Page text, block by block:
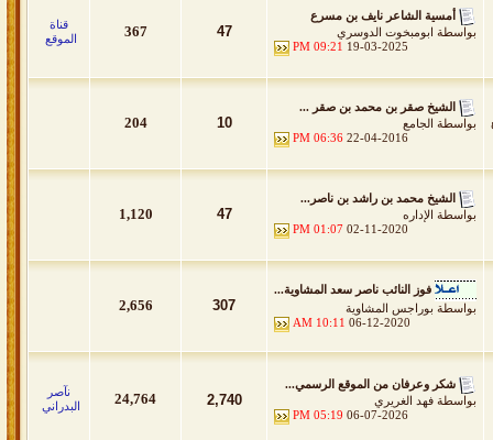
أمسية الشاعر نايف بن مسرع
بواسطة ابومبخوت الدوسري
19-03-2025
09:21 PM
47
367
قناة
الموقع
الشيخ صقر بن محمد بن صقر ...
بواسطة الجامع
22-04-2016
06:36 PM
10
204
الشيخ محمد بن راشد بن ناصر...
بواسطة الإداره
02-11-2020
01:07 PM
47
1,120
فوز النائب ناصر سعد المشاوية...
بواسطة بوراجس المشاوية
06-12-2020
10:11 AM
307
2,656
شكر وعرفان من الموقع الرسمي...
بواسطة فهد الغريري
06-07-2026
05:19 PM
2,740
24,764
نآصر
البدراني